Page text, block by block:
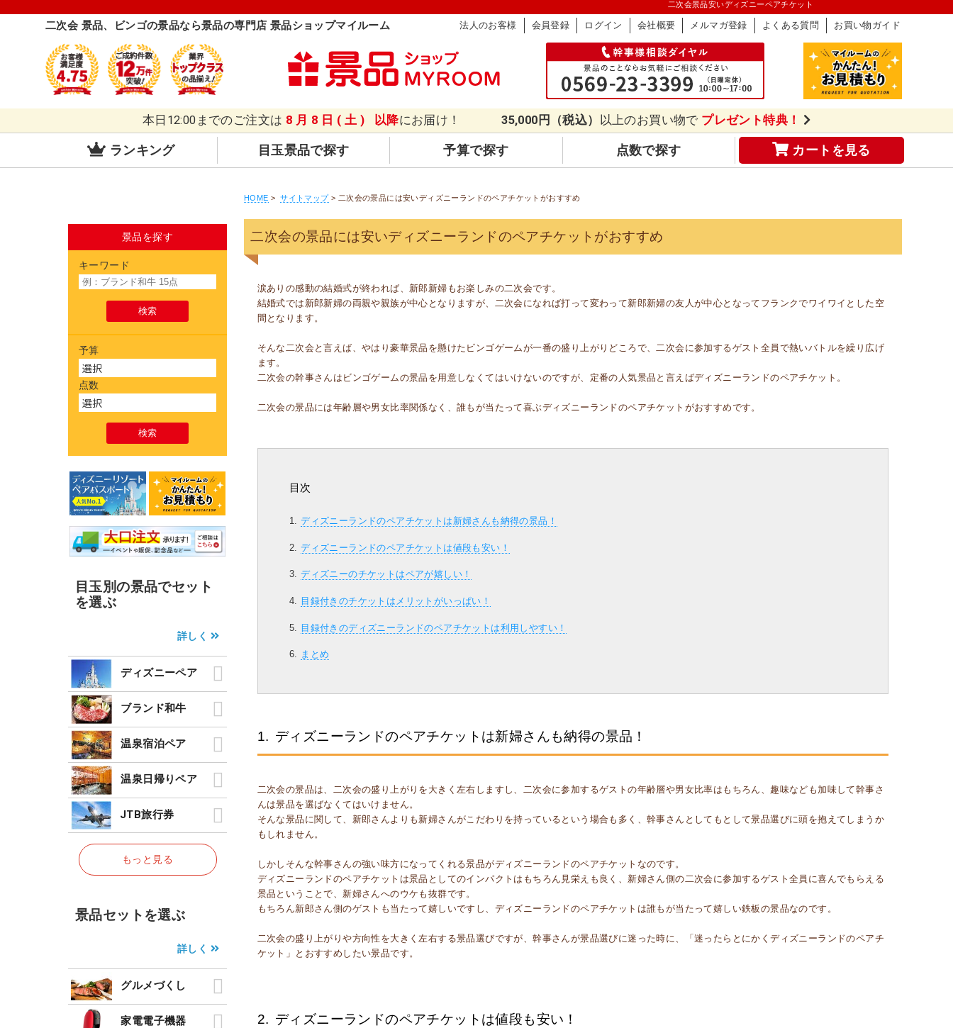
二次会景品安いディズニーペアチケット
二次会 景品、ビンゴの景品なら景品の専門店 景品ショップマイルーム 法人のお客様 会員登録 ログイン 会社概要 メルマガ登録 よくある質問 お買い物ガイド
本日12:00までのご注文は 8月8日(土) 以降にお届け！ 35,000円（税込） 以上のお買い物で プレゼント特典！
ランキング 目玉景品で探す 予算で探す 点数で探す カートを見る
景品を探す
キーワード
予算
点数
目玉別の景品でセット
を選ぶ
詳しく
ディズニーペア
ブランド和牛
温泉宿泊ペア
温泉日帰りペア
JTB旅行券
もっと見る
景品セットを選ぶ
詳しく
グルメづくし
家電電子機器
HOME >サイトマップ> 二次会の景品には安いディズニーランドのペアチケットがおすすめ
二次会の景品には安いディズニーランドのペアチケットがおすすめ
涙ありの感動の結婚式が終われば、新郎新婦もお楽しみの二次会です。
結婚式では新郎新婦の両親や親族が中心となりますが、二次会になれば打って変わって新郎新婦の友人が中心となってフランクでワイワイとした空
間となります。
そんな二次会と言えば、やはり豪華景品を懸けたビンゴゲームが一番の盛り上がりどころで、二次会に参加するゲスト全員で熱いバトルを繰り広げ
ます。
二次会の幹事さんはビンゴゲームの景品を用意しなくてはいけないのですが、定番の人気景品と言えばディズニーランドのペアチケット。
二次会の景品には年齢層や男女比率関係なく、誰もが当たって喜ぶディズニーランドのペアチケットがおすすめです。
目次
ディズニーランドのペアチケットは新婦さんも納得の景品！
ディズニーランドのペアチケットは値段も安い！
ディズニーのチケットはペアが嬉しい！
目録付きのチケットはメリットがいっぱい！
目録付きのディズニーランドのペアチケットは利用しやすい！
まとめ
1. ディズニーランドのペアチケットは新婦さんも納得の景品！
二次会の景品は、二次会の盛り上がりを大きく左右しますし、二次会に参加するゲストの年齢層や男女比率はもちろん、趣味なども加味して幹事さ
んは景品を選ばなくてはいけません。
そんな景品に関して、新郎さんよりも新婦さんがこだわりを持っているという場合も多く、幹事さんとしてもとして景品選びに頭を抱えてしまうか
もしれません。
しかしそんな幹事さんの強い味方になってくれる景品がディズニーランドのペアチケットなのです。
ディズニーランドのペアチケットは景品としてのインパクトはもちろん見栄えも良く、新婦さん側の二次会に参加するゲスト全員に喜んでもらえる
景品ということで、新婦さんへのウケも抜群です。
もちろん新郎さん側のゲストも当たって嬉しいですし、ディズニーランドのペアチケットは誰もが当たって嬉しい鉄板の景品なのです。
二次会の盛り上がりや方向性を大きく左右する景品選びですが、幹事さんが景品選びに迷った時に、「迷ったらとにかくディズニーランドのペアチ
ケット」とおすすめしたい景品です。
2. ディズニーランドのペアチケットは値段も安い！